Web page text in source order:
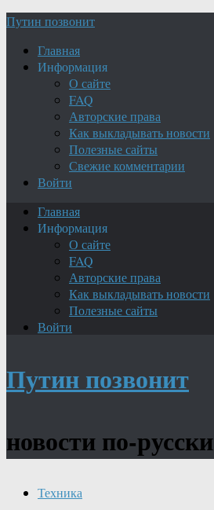
Путин позвонит
Главная
Информация
О сайте
FAQ
Авторские права
Как выкладывать новости
Полезные сайты
Свежие комментарии
Войти
Главная
Информация
О сайте
FAQ
Авторские права
Как выкладывать новости
Полезные сайты
Войти
Путин позвонит
новости по-русски
Техника